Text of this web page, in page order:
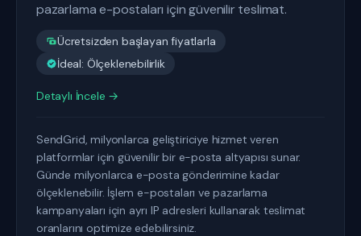
pazarlama e-postaları için güvenilir teslimat.
Ücretsizden başlayan fiyatlarla
İdeal: Ölçeklenebilirlik
Detaylı İncele →
SendGrid, milyonlarca geliştiriciye hizmet veren
platformlar için güvenilir bir e-posta altyapısı sunar.
Günde milyonlarca e-posta gönderimine kadar
ölçeklenebilir. İşlem e-postaları ve pazarlama
kampanyaları için ayrı IP adresleri kullanarak teslimat
oranlarını optimize edebilirsiniz.